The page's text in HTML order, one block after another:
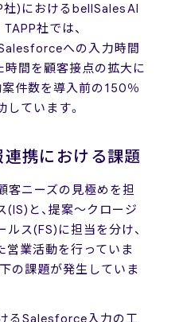
社)におけるbellSalesAI
社では、
への入力時間
時間を顧客接点の拡大に
件数を導入前の150％
ています。
携における課題
客ニーズの見極めを担
と、提案～クロージ
ス(FS)に担当を分け、
営業活動を行っていま
の課題が発生していま
るSalesforce入力の工